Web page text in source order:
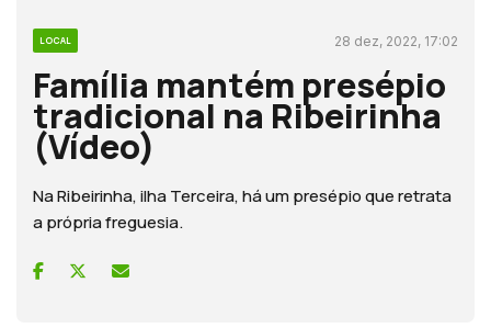
LOCAL 28 dez, 2022, 17:02
Família mantém presépio
tradicional na Ribeirinha
(Vídeo)
Na Ribeirinha, ilha Terceira, há um presépio que retrata
a própria freguesia.